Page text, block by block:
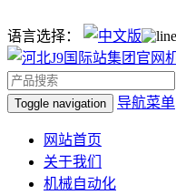
语言选择：
Toggle navigation 导航菜单
网站首页
关于我们
机械自动化